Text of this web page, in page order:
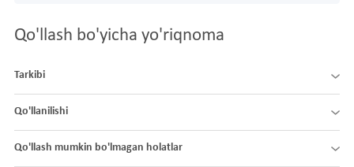
Qo'llash bo'yicha yo'riqnoma
Tarkibi
Qo'llanilishi
Qo'llash mumkin bo'lmagan holatlar